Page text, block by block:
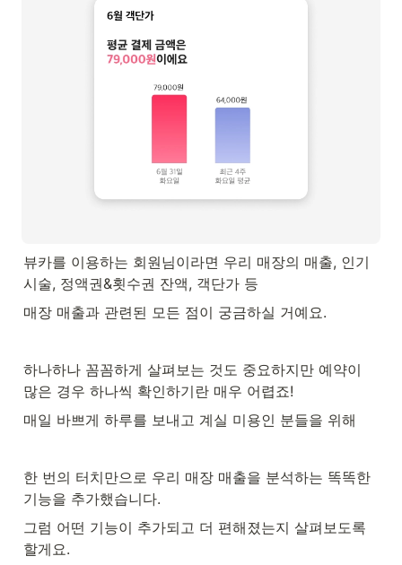
뷰카를 이용하는 회원님이라면 우리 매장의 매출, 인기
시술, 정액권&횟수권 잔액, 객단가 등
매장 매출과 관련된 모든 점이 궁금하실 거예요.
하나하나 꼼꼼하게 살펴보는 것도 중요하지만 예약이
많은 경우 하나씩 확인하기란 매우 어렵죠!
매일 바쁘게 하루를 보내고 계실 미용인 분들을 위해
한 번의 터치만으로 우리 매장 매출을 분석하는 똑똑한
기능을 추가했습니다.
그럼 어떤 기능이 추가되고 더 편해졌는지 살펴보도록
할게요.